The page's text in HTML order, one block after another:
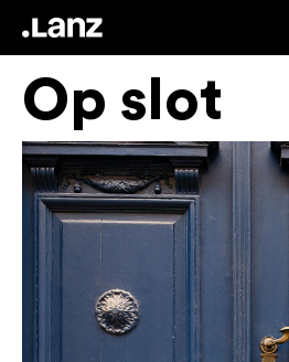
Op slot